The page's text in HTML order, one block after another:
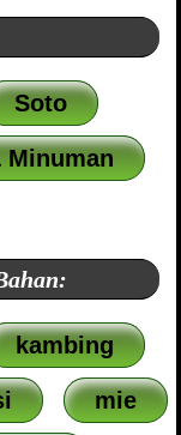
Soto
Minuman
kambing
mie